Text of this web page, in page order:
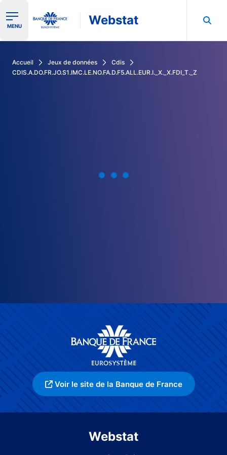
Ouvrir le menu de navigation
MENU Webstat
Accueil Jeux de données
Cdis
CDIS.A.DO.FR.JO.S1.IMC.LE.NO.FA.D.F5.ALL.EUR.I._X._X.FDI_T._Z
Voir le site de la Banque de France
Webstat